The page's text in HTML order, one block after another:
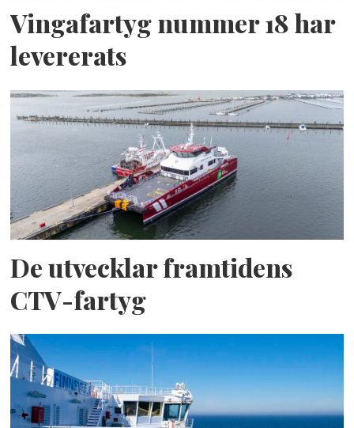
Vingafartyg nummer 18 har
levererats
De utvecklar framtidens
CTV-fartyg